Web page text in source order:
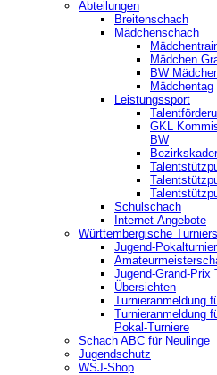
Abteilungen
Breitenschach
Mädchenschach
Mädchen
BW
Mädchentag
Leistungssport
GKL
BW
Schulschach
Internet-Angebote
Württembergische
Jugend-
Jugend-Grand-Prix
Übersichten
Turnieranmeldung
Turnieranmeldung
Pokal-Turniere
Schach ABC für Neulinge
Jugendschutz
WSJ-Shop